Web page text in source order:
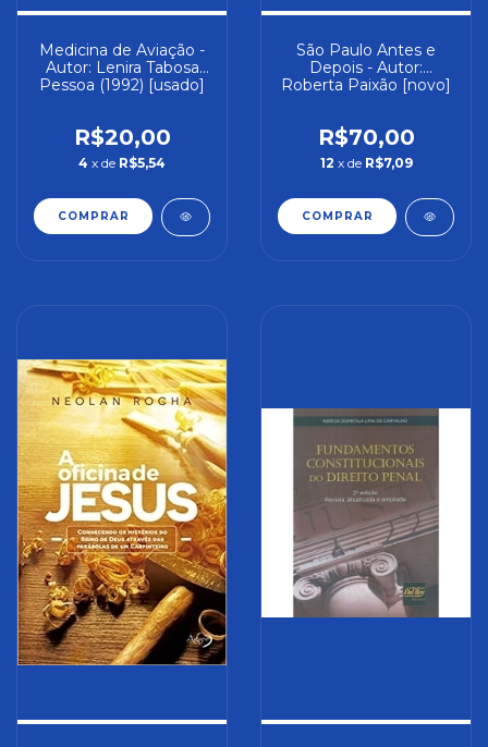
Medicina de Aviação -
Autor: Lenira Tabosa
Pessoa (1992) [usado]
R$20,00
4 x de R$5,54
São Paulo Antes e
Depois - Autor:
Roberta Paixão [novo]
R$70,00
12 x de R$7,09